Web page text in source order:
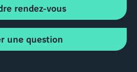
rendez-vous
une question